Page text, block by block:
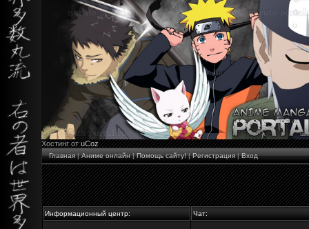
Хостинг отuCoz
Главная|Аниме онлайн|Помощь сайту!|Регистрация|Вход
Информационный центр: Чат: